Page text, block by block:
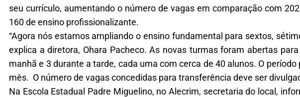
seu currículo, aumentando o número de vagas em comparação com
160 de ensino profissionalizante.
“Agora nós estamos ampliando o ensino fundamental para sextos,
explica a diretora, Ohara Pacheco. As novas turmas foram abertas
manhã e 3 durante a tarde, cada uma com cerca de 40 alunos. O
mês. O número de vagas concedidas para transferência deve ser
Na Escola Estadual Padre Miguelino, no Alecrim, secretaria do local,